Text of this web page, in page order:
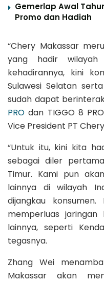
Gemerlap Awal
Promo dan Hadiah
“Chery Makassar
yang hadir wilayah
kehadirannya, kini
Sulawesi Selatan
sudah dapat
PRO dan TIGGO 8
Vice President PT
“Untuk itu, kini kita
sebagai diler
Timur. Kami pun
lainnya di wilayah
dijangkau
memperluas
lainnya, seperti
tegasnya.
Zhang Wei
Makassar akan